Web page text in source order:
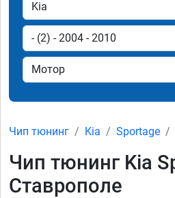
Чип тюнинг Kia Sportage
Чип тюнинг Kia
Ставрополе